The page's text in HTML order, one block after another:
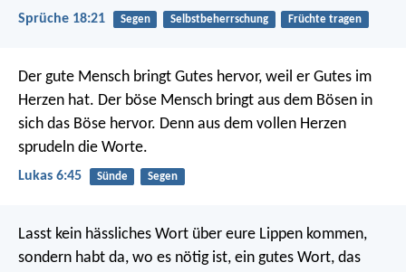
Sprüche 18:21 Segen Selbstbeherrschung Früchte tragen
Der gute Mensch bringt Gutes hervor, weil er Gutes im
Herzen hat. Der böse Mensch bringt aus dem Bösen in
sich das Böse hervor. Denn aus dem vollen Herzen
sprudeln die Worte.
Lukas 6:45 Sünde Segen
Lasst kein hässliches Wort über eure Lippen kommen,
sondern habt da, wo es nötig ist, ein gutes Wort, das